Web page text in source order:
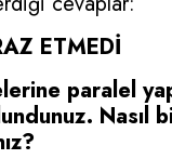
ETMEDİ
paralel
Nasıl